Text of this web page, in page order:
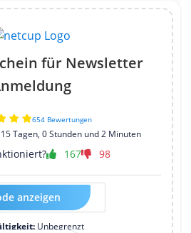
für Newsletter
654 Bewertungen
Tagen, 0 Stunden und 2 Minuten
167 98
Code erforderlich
anzeigen
Unbegrenzt